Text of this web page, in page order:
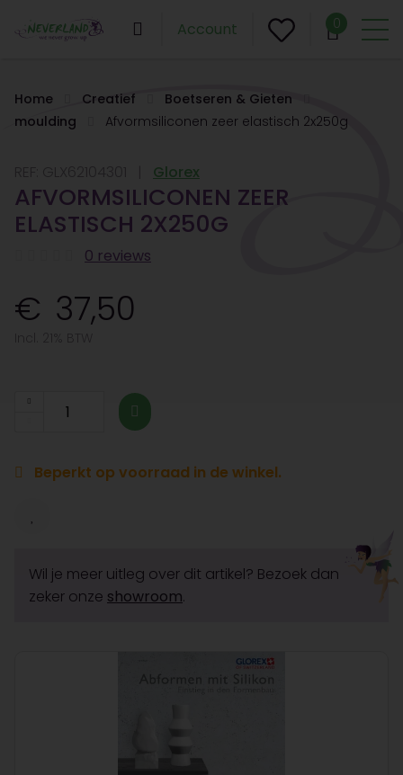
Account 0
Home Creatief
Boetseren & Gieten
moulding
Afvormsiliconen zeer elastisch 2x250g
Glorex
AFVORMSILICONEN ZEER
ELASTISCH 2X250G
0 reviews
37,50
Beperkt op voorraad in de winkel.
Wil je meer uitleg over dit artikel? Bezoek dan
zeker onze showroom.